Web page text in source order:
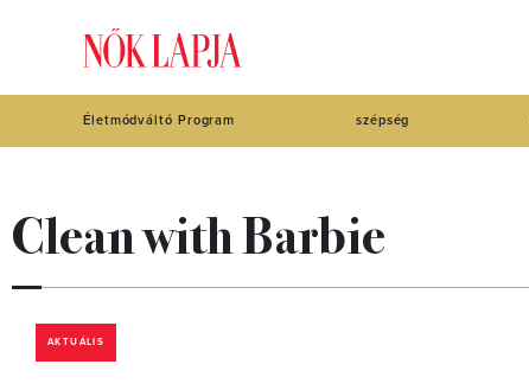
Életmódváltó Program szépség
Clean with Barbie
AKTUÁLIS